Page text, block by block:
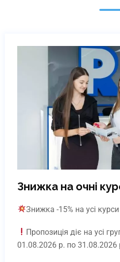
Викладач, фахівець з
Центру фізичної
та Медичного
експерт-оцінювач
"Партнер
Знижка на очні
Знижка -15% на усі курси
Пропозиція діє на усі
01.08.2026 р. по 31.08.2026